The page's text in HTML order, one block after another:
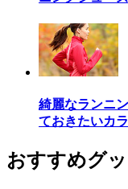
綺麗なランニ
ておきたいカ
おすすめグ